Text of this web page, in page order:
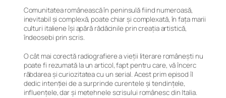
Comunitatea românească în peninsulă fiind numeroasă,
inevitabil și complexă, poate chiar și complexată, în fața marii
culturi italiene își apără rădăcinile prin creația artistică,
îndeosebi prin scris.
O cât mai corectă radiografiere a vieții literare românești nu
poate fi rezumată la un articol, fapt pentru care, vă încerc
răbdarea și curiozitatea cu un serial. Acest prim episod îl
dedic intenției de a surprinde curentele și tendințele,
influențele, dar și metehnele scrisului românesc din Italia.